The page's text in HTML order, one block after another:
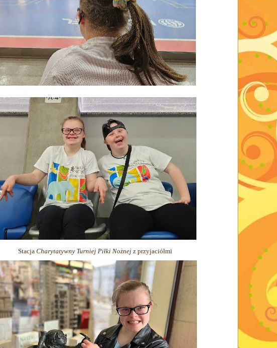
Stacja Charytatywny Turniej Piłki Nożnej z przyjaciółmi